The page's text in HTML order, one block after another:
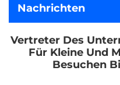
Nachrichten
Vertreter Des
Für Kleine Und
Besuchen